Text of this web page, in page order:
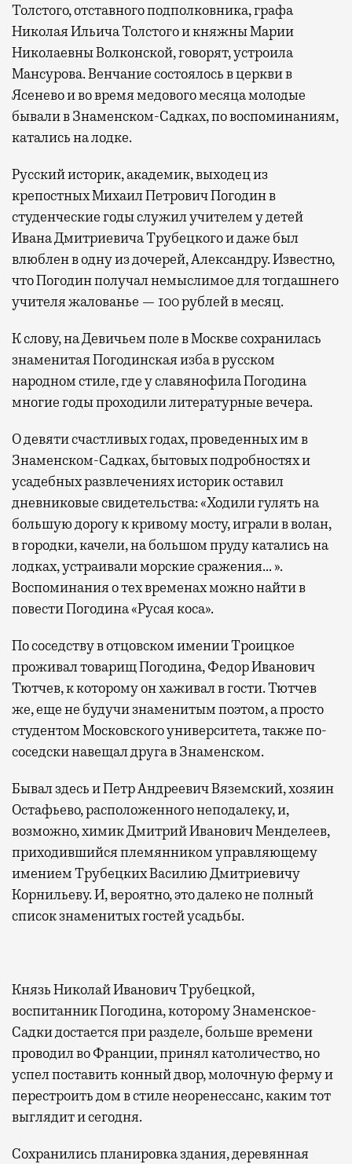
Толстого, отставного подполковника, графа
Николая Ильича Толстого и княжны Марии
Николаевны Волконской, говорят, устроила
Мансурова. Венчание состоялось в церкви в
Ясенево и во время медового месяца молодые
бывали в Знаменском-Садках, по воспоминаниям,
катались на лодке.
Русский историк, академик, выходец из
крепостных Михаил Петрович Погодин в
студенческие годы служил учителем у детей
Ивана Дмитриевича Трубецкого и даже был
влюблен в одну из дочерей, Александру. Известно,
что Погодин получал немыслимое для тогдашнего
учителя жалованье — 100 рублей в месяц.
К слову, на Девичьем поле в Москве сохранилась
знаменитая Погодинская изба в русском
народном стиле, где у славянофила Погодина
многие годы проходили литературные вечера.
О девяти счастливых годах, проведенных им в
Знаменском-Садках, бытовых подробностях и
усадебных развлечениях историк оставил
дневниковые свидетельства: «Ходили гулять на
большую дорогу к кривому мосту, играли в волан,
в городки, качели, на большом пруду катались на
лодках, устраивали морские сражения… ».
Воспоминания о тех временах можно найти в
повести Погодина «Русая коса».
По соседству в отцовском имении Троицкое
проживал товарищ Погодина, Федор Иванович
Тютчев, к которому он хаживал в гости. Тютчев
же, еще не будучи знаменитым поэтом, а просто
студентом Московского университета, также по-
соседски навещал друга в Знаменском.
Бывал здесь и Петр Андреевич Вяземский, хозяин
Остафьево, расположенного неподалеку, и,
возможно, химик Дмитрий Иванович Менделеев,
приходившийся племянником управляющему
имением Трубецких Василию Дмитриевичу
Корнильеву. И, вероятно, это далеко не полный
список знаменитых гостей усадьбы.
Князь Николай Иванович Трубецкой,
воспитанник Погодина, которому Знаменское-
Садки достается при разделе, больше времени
проводил во Франции, принял католичество, но
успел поставить конный двор, молочную ферму и
перестроить дом в стиле неоренессанс, каким тот
выглядит и сегодня.
Сохранились планировка здания, деревянная